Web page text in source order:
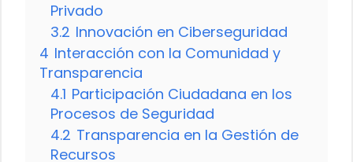
Privado
3.2 Innovación en Ciberseguridad
4 Interacción con la Comunidad y
Transparencia
4.1 Participación Ciudadana en los
Procesos de Seguridad
4.2 Transparencia en la Gestión de
Recursos